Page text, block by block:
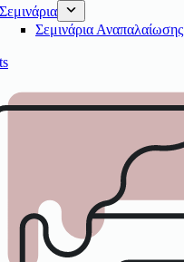
Σεμινάρια
Σεμινάρια Αναπαλαίωσης